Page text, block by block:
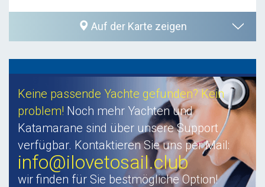
Auf der Karte zeigen
Keine passende Yachte gefunden? Kein
problem! Noch mehr Yachten und
Katamarane sind über unsere Support
verfügbar. Kontaktieren Sie uns per Mail:
info@ilovetosail.club
wir finden für Sie bestmögliche Option!